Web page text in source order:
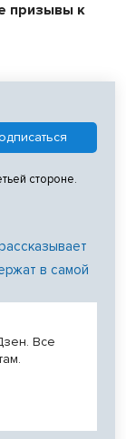
призывы к
стороне.
в самой
Все